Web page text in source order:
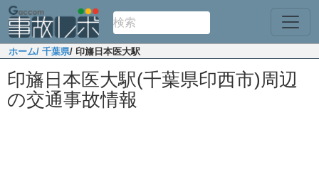
ホーム/ 千葉県/ 印旛日本医大駅
印旛日本医大駅(千葉県印西市)周辺
の交通事故情報